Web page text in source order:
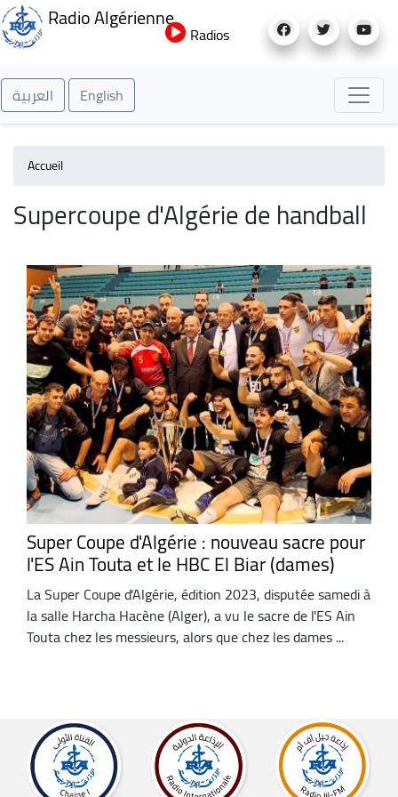
au
Radio Algérienne
Radios
العربية English
Accueil
Supercoupe d'Algérie de handball
Super Coupe d'Algérie : nouveau sacre pour
l'ES Ain Touta et le HBC El Biar (dames)
La Super Coupe d'Algérie, édition 2023, disputée samedi à
la salle Harcha Hacène (Alger), a vu le sacre de l'ES Ain
Touta chez les messieurs, alors que chez les dames ...